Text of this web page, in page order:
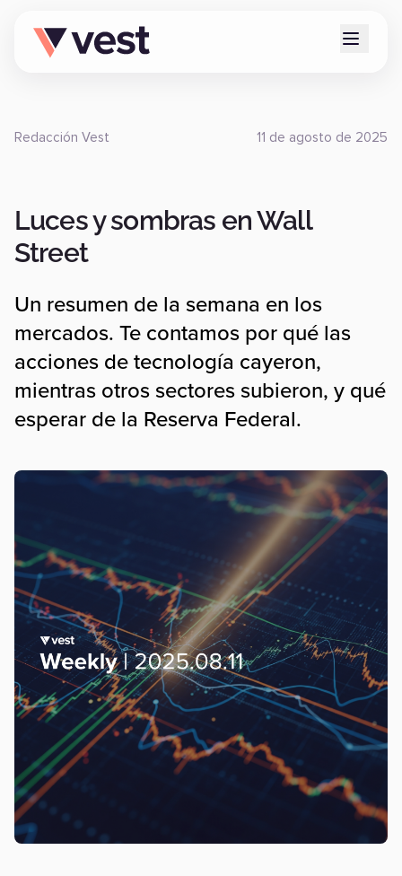
Redacción Vest 11 de agosto de 2025
Luces y sombras en Wall
Street
Un resumen de la semana en los
mercados. Te contamos por qué las
acciones de tecnología cayeron,
mientras otros sectores subieron, y qué
esperar de la Reserva Federal.